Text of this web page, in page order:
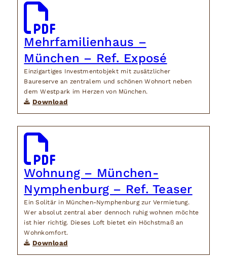
Mehrfamilienhaus –
München – Ref. Exposé
Einzigartiges Investmentobjekt mit zusätzlicher
Baureserve an zentralem und schönen Wohnort neben
dem Westpark im Herzen von München.
Download
Wohnung – München-
Nymphenburg – Ref. Teaser
Ein Solitär in München-Nymphenburg zur Vermietung.
Wer absolut zentral aber dennoch ruhig wohnen möchte
ist hier richtig. Dieses Loft bietet ein Höchstmaß an
Wohnkomfort.
Download